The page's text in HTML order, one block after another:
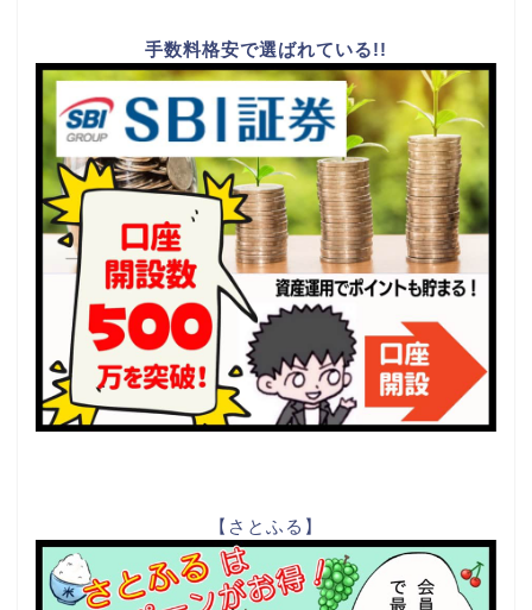
手数料格安で選ばれている!!
【さとふる】